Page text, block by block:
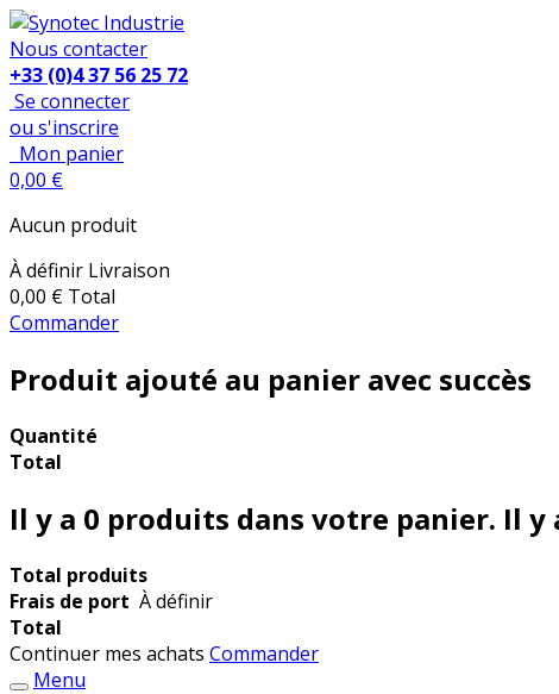
Nous contacter
+33 (0)4 37 56 25 72
Se connecter
ou s'inscrire
Mon panier
0,00 €
Aucun produit
À définir Livraison
0,00 € Total
Commander
Produit ajouté au panier avec succès
Quantité
Total
Il y a 0 produits dans votre panier. Il y
Total produits
Frais de port À définir
Total
Continuer mes achats Commander
Menu